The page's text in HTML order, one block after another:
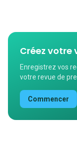
Créez votre
Enregistrez vos
votre revue de
Commencer